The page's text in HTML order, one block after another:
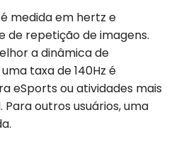
é medida em hertz e
de repetição de imagens.
a dinâmica de
taxa de 140Hz é
eSports ou atividades mais
Para outros usuários, uma